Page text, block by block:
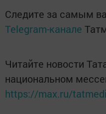
Следите за самым
Telegram-канале
Читайте новости
национальном
https://max.ru/